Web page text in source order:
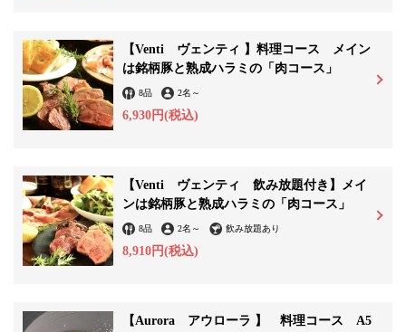
【Venti ヴェンティ 】料理コース メイン
は銘柄豚と熟成ハラミの「肉コース」
8品 2名 ～
6,930円(税込)
【Venti ヴェンティ 飲み放題付き】メイ
ンは銘柄豚と熟成ハラミの「肉コース」
8品 2名 ～ 飲み放題あり
8,910円(税込)
【Aurora アウローラ 】 料理コース A5
この店舗情報をシェアする
＆ resort～